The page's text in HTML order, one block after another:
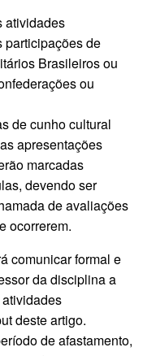
atividades
participações de
Brasileiros ou
ou
de cunho cultural
apresentações
marcadas
devendo ser
de avaliações
ocorrerem.
comunicar formal e
da disciplina a
deste artigo.
de afastamento,